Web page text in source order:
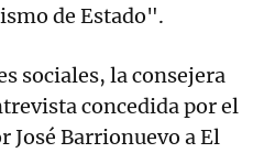
de Estado".
sociales, la consejera
concedida por el
Barrionuevo a El